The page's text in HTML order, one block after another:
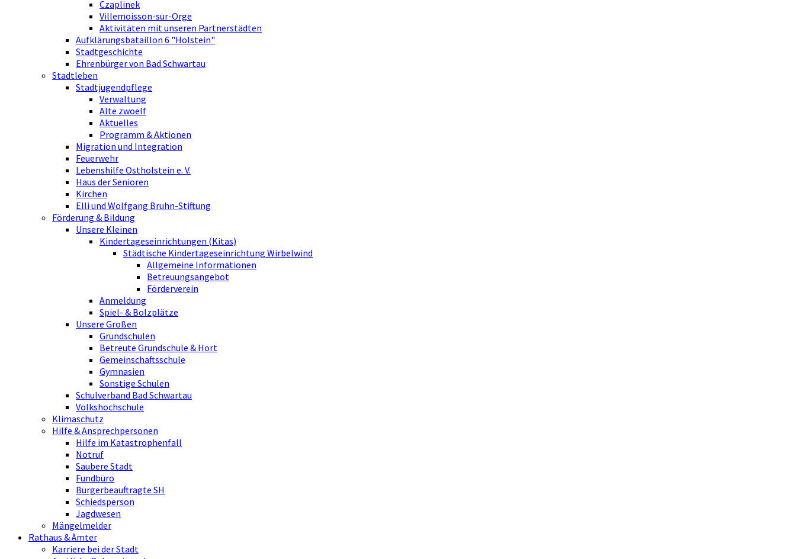
Czaplinek
Villemoisson-sur-Orge
Aktivitäten mit unseren Partnerstädten
Aufklärungsbataillon 6 "Holstein"
Stadtgeschichte
Ehrenbürger von Bad Schwartau
Stadtleben
Stadtjugendpflege
Verwaltung
Alte zwoelf
Aktuelles
Programm & Aktionen
Migration und Integration
Feuerwehr
Lebenshilfe Ostholstein e. V.
Haus der Senioren
Kirchen
Elli und Wolfgang Bruhn-Stiftung
Förderung & Bildung
Unsere Kleinen
Kindertageseinrichtungen (Kitas)
Städtische Kindertageseinrichtung Wirbelwind
Allgemeine Informationen
Betreuungsangebot
Förderverein
Anmeldung
Spiel- & Bolzplätze
Unsere Großen
Grundschulen
Betreute Grundschule & Hort
Gemeinschaftsschule
Gymnasien
Sonstige Schulen
Schulverband Bad Schwartau
Volkshochschule
Klimaschutz
Hilfe & Ansprechpersonen
Hilfe im Katastrophenfall
Notruf
Saubere Stadt
Fundbüro
Bürgerbeauftragte SH
Schiedsperson
Jagdwesen
Mängelmelder
Rathaus & Ämter
Karriere bei der Stadt